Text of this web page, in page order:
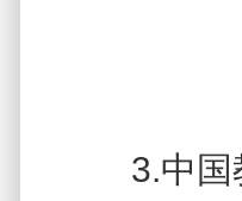
3.中国教